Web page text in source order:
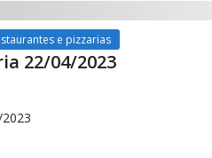
e pizzarias
22/04/2023